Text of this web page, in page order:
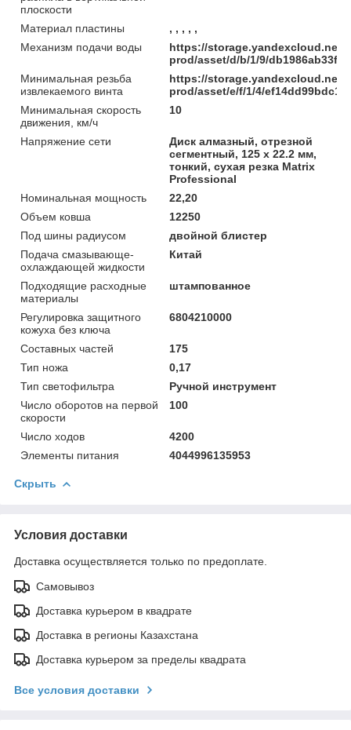
плоскости
Материал пластины
, , , , ,
Механизм подачи воды
https://storage.yandexcloud.net/
prod/asset/d/b/1/9/
Минимальная резьба
извлекаемого винта
https://storage.yandexcloud.net/
prod/asset/e/f/1/4/
Минимальная скорость
движения, км/ч
10
Напряжение сети
Диск алмазный, отрезной
сегментный, 125 х 22.2 мм,
тонкий, сухая резка Matrix
Professional
Номинальная мощность
22,20
Объем ковша
12250
Под шины радиусом
двойной блистер
Подача смазывающе-
охлаждающей жидкости
Китай
Подходящие расходные
материалы
штампованное
Регулировка защитного
кожуха без ключа
6804210000
Составных частей
175
Тип ножа
0,17
Тип светофильтра
Ручной инструмент
Число оборотов на первой
скорости
100
Число ходов
4200
Элементы питания
4044996135953
Скрыть
Условия доставки
Доставка осуществляется только по предоплате.
Самовывоз
Доставка курьером в квадрате
Доставка в регионы Казахстана
Доставка курьером за пределы квадрата
Все условия доставки